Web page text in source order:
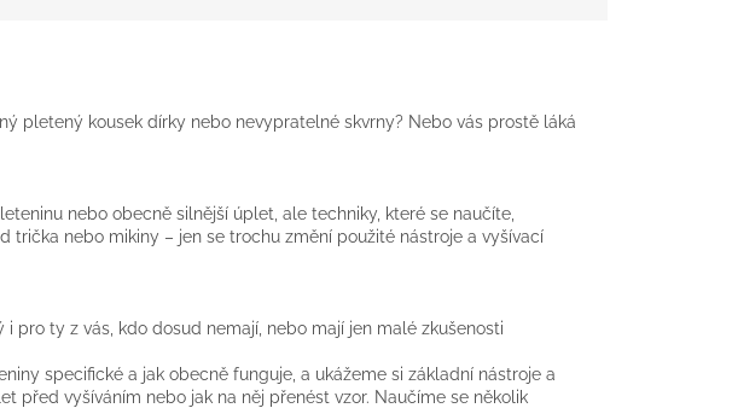
pletený kousek dírky nebo nevypratelné skvrny? Nebo vás prostě láká
nebo obecně silnější úplet, ale techniky, které se naučíte,
trička nebo mikiny – jen se trochu změní použité nástroje a vyšívací
pro ty z vás, kdo dosud nemají, nebo mají jen malé zkušenosti
specifické a jak obecně funguje, a ukážeme si základní nástroje a
před vyšíváním nebo jak na něj přenést vzor. Naučíme se několik